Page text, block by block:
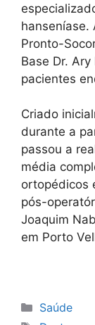
hanseníase.
Pronto-
Base Dr.
pacientes
Criado
durante a
passou a
média
ortopédicos
pós-
Joaquim
em Porto
Categorias
Saúde